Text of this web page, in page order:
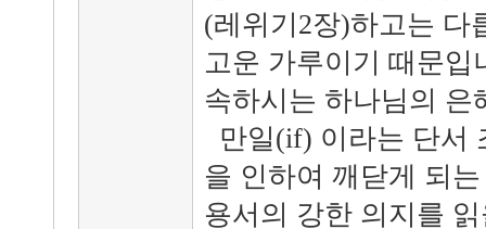
(레위기2장)하고는 다
고운 가루이기 때문입
속하시는 하나님의 은
만일(if) 이라는 단서
을 인하여 깨닫게 되
용서의 강한 의지를